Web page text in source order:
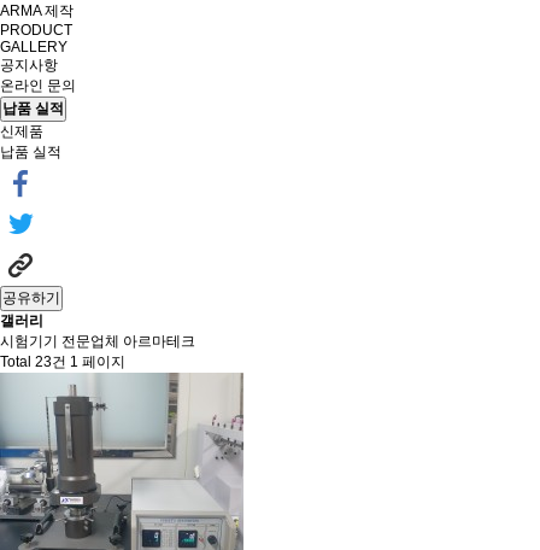
ARMA 제작
PRODUCT
GALLERY
공지사항
온라인 문의
납품 실적
신제품
납품 실적
공유하기
갤러리
시험기기 전문업체 아르마테크
Total 23건 1 페이지